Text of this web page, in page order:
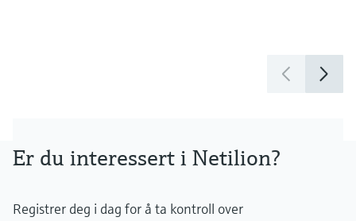
Er du interessert i Netilion?
Registrer deg i dag for å ta kontroll over